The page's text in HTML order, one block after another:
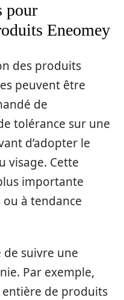
pour
Eneomey
des produits
peuvent être
de
tolérance sur une
d’adopter le
visage. Cette
importante
à tendance
de suivre une
Par exemple,
entière de produits